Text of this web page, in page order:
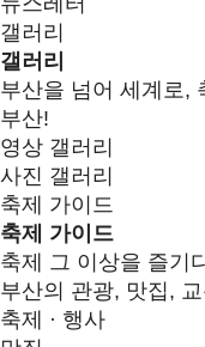
갤러리
갤러리
부산을 넘어 세계로,
부산!
영상 갤러리
사진 갤러리
축제 가이드
축제 가이드
축제 그 이상을 즐기
부산의 관광, 맛집,
축제 · 행사